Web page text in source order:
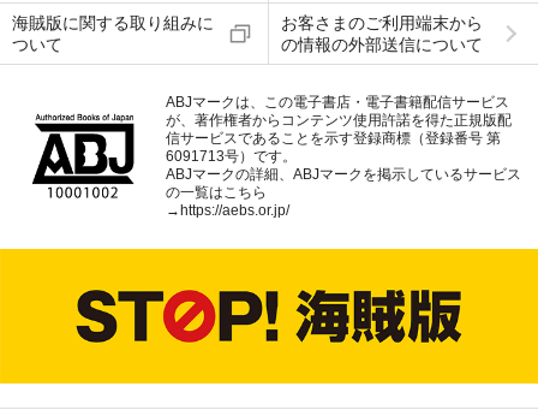
海賊版に関する取り組みに
ついて
お客さまのご利用端末から
の情報の外部送信について
ABJマークは、この電子書店・電子書籍配信サービス
が、著作権者からコンテンツ使用許諾を得た正規版配
信サービスであることを示す登録商標（登録番号 第
6091713号）です。
ABJマークの詳細、ABJマークを掲示しているサービス
の一覧はこちら
→https://aebs.or.jp/